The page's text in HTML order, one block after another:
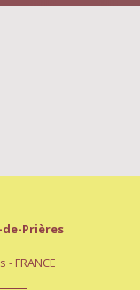
Prières
FRANCE